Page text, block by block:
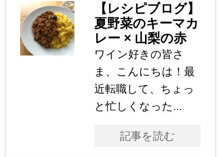
【レシピブログ】
夏野菜のキーマカ
レー × 山梨の赤
ワイン好きの皆さ
ま、こんにちは！最
近転職して、ちょっ
と忙しくなった...
記事を読む